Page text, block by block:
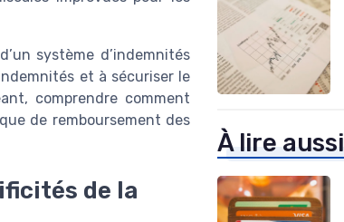
système d’indemnités
et à sécuriser le
comprendre comment
de remboursement des
de la
À lire aussi